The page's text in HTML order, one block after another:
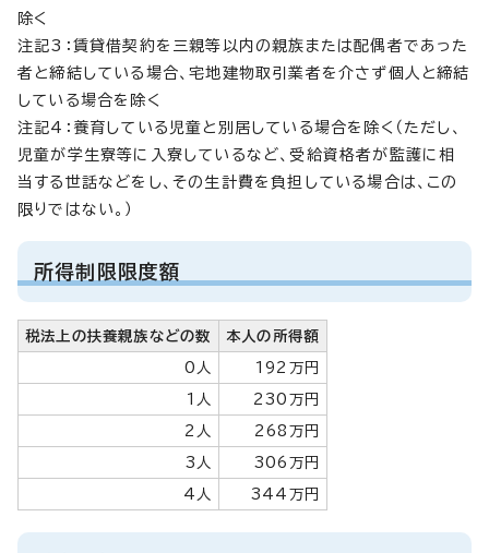
除く
注記3：賃貸借契約を三親等以内の親族または配偶者であった
者と締結している場合、宅地建物取引業者を介さず個人と締結
している場合を除く
注記4：養育している児童と別居している場合を除く（ただし、
児童が学生寮等に入寮しているなど、受給資格者が監護に相
当する世話などをし、その生計費を負担している場合は、この
限りではない。）
所得制限限度額
税法上の扶養親族などの数 本人の所得額
0人 192万円
1人 230万円
2人 268万円
3人 306万円
4人 344万円